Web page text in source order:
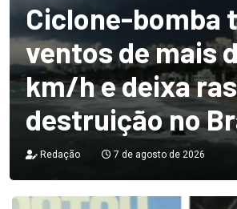
Ciclone-bomba
ventos de mais
km/h e deixa
destruição no
Redação 7 de agosto de 2026